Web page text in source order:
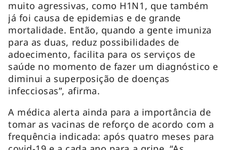
muito agressivas, como H1N1, que também
já foi causa de epidemias e de grande
mortalidade. Então, quando a gente imuniza
para as duas, reduz possibilidades de
adoecimento, facilita para os serviços de
saúde no momento de fazer um diagnóstico e
diminui a superposição de doenças
infecciosas”, afirma.
A médica alerta ainda para a importância de
tomar as vacinas de reforço de acordo com a
frequência indicada: após quatro meses para